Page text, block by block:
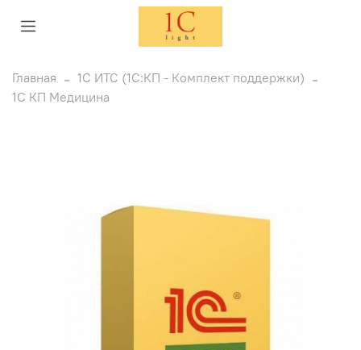
Главная
1C ИТС (1С:КП - Комплект поддержки)
1С КП Медицина